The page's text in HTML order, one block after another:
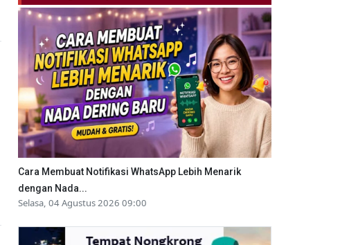
Cara Membuat Notifikasi WhatsApp Lebih Menarik
dengan Nada...
Selasa, 04 Agustus 2026 09:00